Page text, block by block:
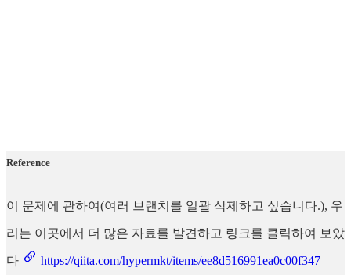
Reference
이 문제에 관하여(여러 브랜치를 일괄 삭제하고 싶습니다.), 우
리는 이곳에서 더 많은 자료를 발견하고 링크를 클릭하여 보았
다 https://qiita.com/hypermkt/items/ee8d516991ea0c00f347